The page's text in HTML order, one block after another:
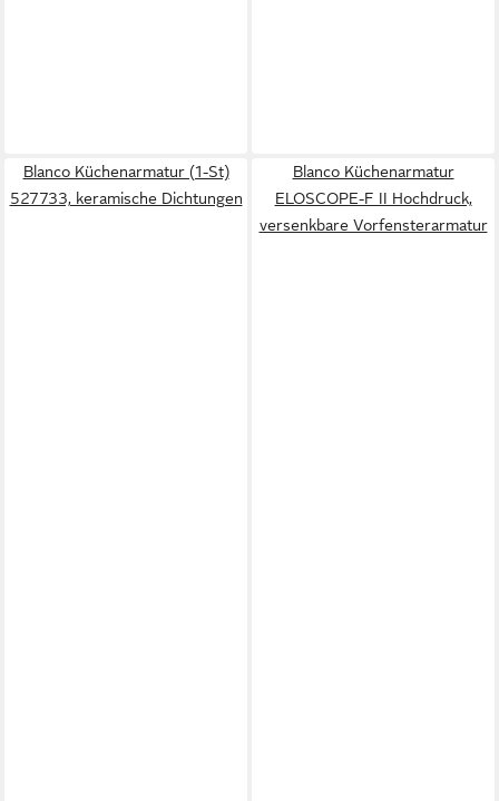
Blanco Küchenarmatur (1-St)
527733, keramische Dichtungen
Blanco Küchenarmatur
ELOSCOPE-F II Hochdruck,
versenkbare Vorfensterarmatur